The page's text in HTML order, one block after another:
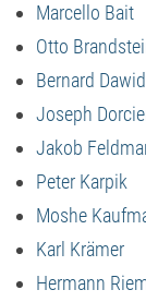
Marcello Bait
Otto
Bernard
Joseph
Jakob
Peter Karpik
Moshe
Karl Krämer
Hermann